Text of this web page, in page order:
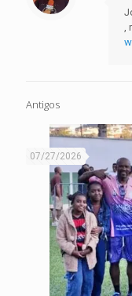
,
Antigos
07/27/2026